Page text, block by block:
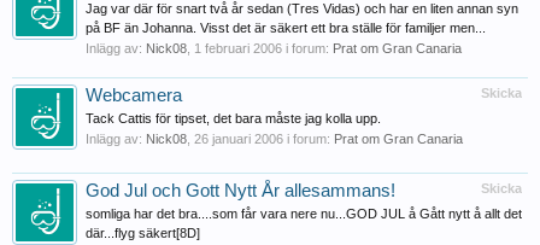
Jag var där för snart två år sedan (Tres Vidas) och har en liten annan syn
på BF än Johanna. Visst det är säkert ett bra ställe för familjer men...
Inlägg av: Nick08 1 februari 2006 i forum: Prat om Gran Canaria
Skicka
Webcamera
Tack Cattis för tipset, det bara måste jag kolla upp.
Inlägg av: Nick08 26 januari 2006 i forum: Prat om Gran Canaria
Skicka
God Jul och Gott Nytt År allesammans!
somliga har det bra....som får vara nere nu...GOD JUL å Gått nytt å allt det
där...flyg säkert[8D]